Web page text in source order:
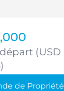
(USD
de Propriété